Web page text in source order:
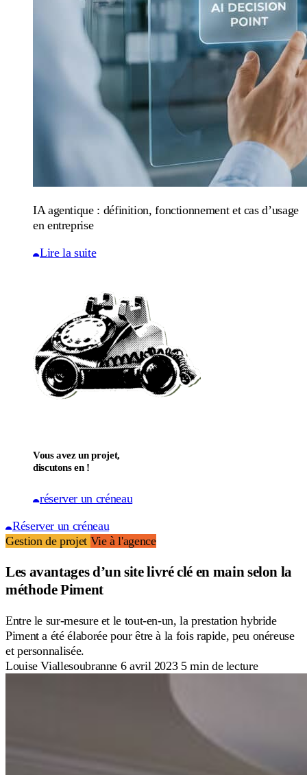
IA agentique : définition, fonctionnement et cas d’usage
en entreprise
Lire la suite
Vous avez un projet,
discutons en !
réserver un créneau
Réserver un créneau
Gestion de projet Vie à l'agence
Les avantages d’un site livré clé en main selon la
méthode Piment
Entre le sur-mesure et le tout-en-un, la prestation hybride
Piment a été élaborée pour être à la fois rapide, peu onéreuse
et personnalisée.
Louise Viallesoubranne 6 avril 2023 5 min de lecture